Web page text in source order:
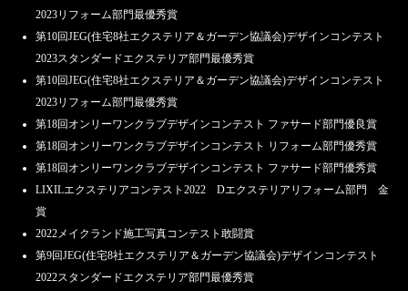
2023リフォーム部門最優秀賞
第10回JEG(住宅8社エクステリア＆ガーデン協議会)デザインコンテスト
2023スタンダードエクステリア部門最優秀賞
第10回JEG(住宅8社エクステリア＆ガーデン協議会)デザインコンテスト
2023リフォーム部門最優秀賞
第18回オンリーワンクラブデザインコンテスト ファサード部門優良賞
第18回オンリーワンクラブデザインコンテスト リフォーム部門優秀賞
第18回オンリーワンクラブデザインコンテスト ファサード部門優秀賞
LIXILエクステリアコンテスト2022 Dエクステリアリフォーム部門 金
賞
2022メイクランド施工写真コンテスト敢闘賞
第9回JEG(住宅8社エクステリア＆ガーデン協議会)デザインコンテスト
2022スタンダードエクステリア部門最優秀賞